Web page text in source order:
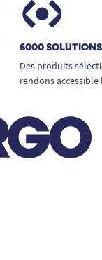
6000
Des produits
rendons